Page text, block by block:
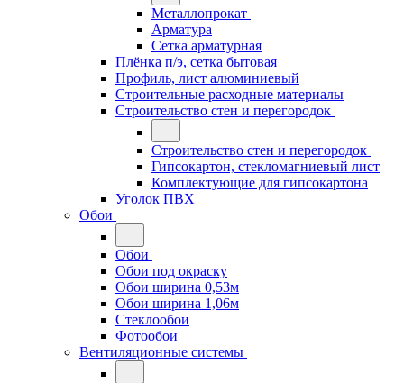
Металлопрокат
Арматура
Сетка арматурная
Плёнка п/э, сетка бытовая
Профиль, лист алюминиевый
Строительные расходные материалы
Строительство стен и перегородок
Строительство стен и перегородок
Гипсокартон, стекломагниевый лист
Комплектующие для гипсокартона
Уголок ПВХ
Обои
Обои
Обои под окраску
Обои ширина 0,53м
Обои ширина 1,06м
Стеклообои
Фотообои
Вентиляционные системы